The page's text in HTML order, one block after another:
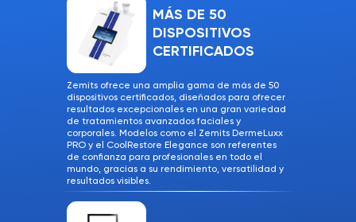
Zemits ofrece una amplia gama de más de 50
dispositivos certificados, diseñados para ofrecer
resultados excepcionales en una gran variedad
de tratamientos avanzados faciales y
corporales. Modelos como el Zemits DermeLuxx
PRO y el CoolRestore Elegance son referentes
de confianza para profesionales en todo el
mundo, gracias a su rendimiento, versatilidad y
resultados visibles.
MÁS DE 50
DISPOSITIVOS
CERTIFICADOS